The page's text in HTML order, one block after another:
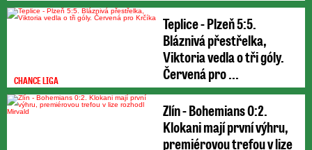
CHANCE LIGA
Teplice - Plzeň 5:5.
Bláznivá přestřelka,
Viktoria vedla o tři góly.
Červená pro ...
Zlín - Bohemians 0:2.
Klokani mají první výhru,
premiérovou trefou v lize